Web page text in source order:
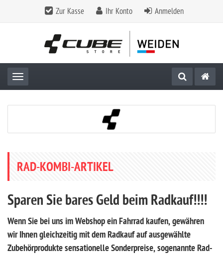
Zur Kasse Ihr Konto Anmelden
Toggle navigation
RAD-KOMBI-ARTIKEL
Sparen Sie bares Geld beim Radkauf!!!!
Wenn Sie bei uns im Webshop ein Fahrrad kaufen, gewähren
wir Ihnen gleichzeitig mit dem Radkauf auf ausgewählte
Zubehörprodukte sensationelle Sonderpreise, sogenannte Rad-